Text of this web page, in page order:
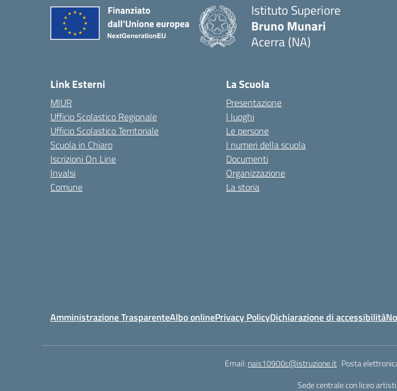
Istituto Superiore
Bruno Munari
Acerra (NA)
Link Esterni
MIUR
Ufficio Scolastico Regionale
Ufficio Scolastico Territoriale
Scuola in Chiaro
Iscrizioni On Line
Invalsi
Comune
La Scuola
Presentazione
I luoghi
Le persone
I numeri della scuola
Documenti
Organizzazione
La storia
Amministrazione TrasparenteAlbo onlinePrivacy PolicyDichiarazione di accessibilità
Email: nais10900c@istruzione.it Posta
Sede centrale con liceo